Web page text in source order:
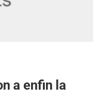
a enfin la